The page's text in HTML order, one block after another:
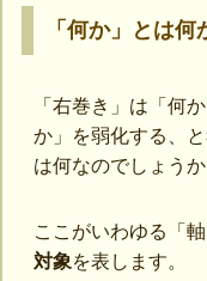
「何か」とは何
「右巻き」は「何
か」を弱化する、
は何なのでしょうか
ここがいわゆる「
対象を表します。